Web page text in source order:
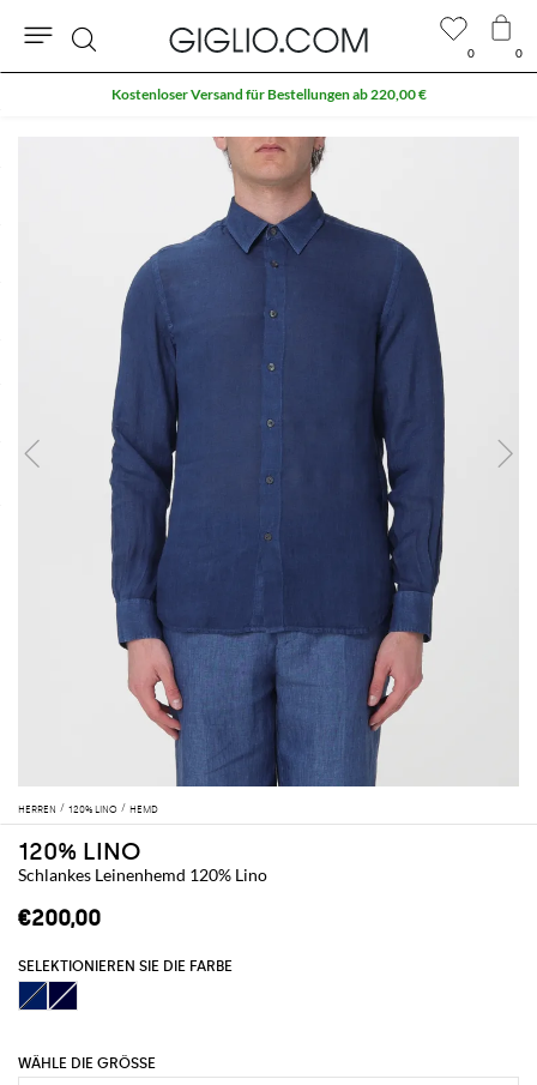
HERREN 120% LINO HEMD
120% LINO
Schlankes Leinenhemd 120% Lino
€200,00
SELEKTIONIEREN SIE DIE FARBE
WÄHLE DIE GRÖSSE
0 0
Suche
Kostenloser Versand für Bestellungen ab 220,00 €